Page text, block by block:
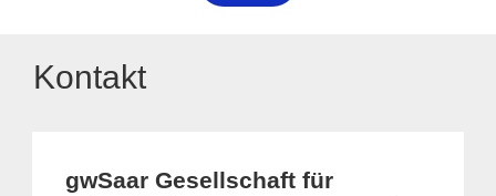
Kontakt
gwSaar Gesellschaft für